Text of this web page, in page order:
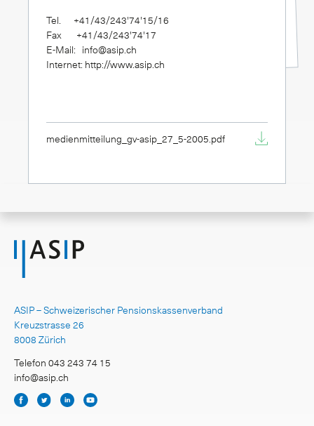
Tel. +41/43/243'74'15/16
Fax +41/43/243'74'17
E-Mail: info@asip.ch
Internet: http://www.asip.ch
medienmitteilung_gv-asip_27_5-2005.pdf
ASIP – Schweizerischer Pensionskassenverband
Kreuzstrasse 26
8008 Zürich
Telefon 043 243 74 15
info@asip.ch